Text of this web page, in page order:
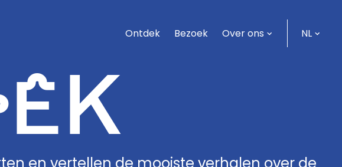
Ontdek Bezoek Over ons NL